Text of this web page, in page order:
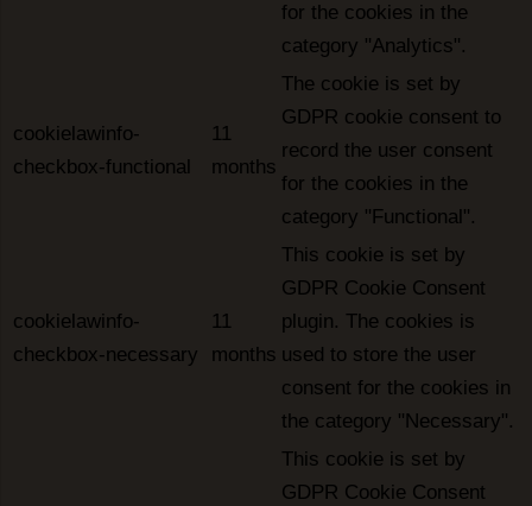
for the cookies in the
category "Analytics".
cookielawinfo-
checkbox-functional
11
months
The cookie is set by
GDPR cookie consent to
record the user consent
for the cookies in the
category "Functional".
cookielawinfo-
checkbox-necessary
11
months
This cookie is set by
GDPR Cookie Consent
plugin. The cookies is
used to store the user
consent for the cookies in
the category "Necessary".
This cookie is set by
GDPR Cookie Consent